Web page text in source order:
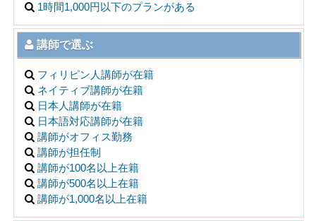
1時間1,000円以下のプランがある
講師で選ぶ
フィリピン人講師が在籍
ネイティブ講師が在籍
日本人講師が在籍
日本語対応講師が在籍
講師がオフィス勤務
講師が担任制
講師が100名以上在籍
講師が500名以上在籍
講師が1,000名以上在籍